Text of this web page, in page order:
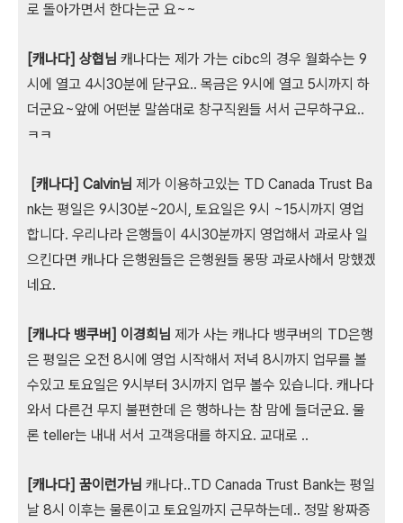
로 돌아가면서 한다는군 요~~
[캐나다] 상협님 캐나다는 제가 가는 cibc의 경우 월화수는 9
시에 열고 4시30분에 닫구요.. 목금은 9시에 열고 5시까지 하
더군요~앞에 어떤분 말씀대로 창구직원들 서서 근무하구요..
ㅋㅋ
[캐나다] Calvin님 제가 이용하고있는 TD Canada Trust Ba
nk는 평일은 9시30분~20시, 토요일은 9시 ~15시까지 영업
합니다. 우리나라 은행들이 4시30분까지 영업해서 과로사 일
으킨다면 캐나다 은행원들은 은행원들 몽땅 과로사해서 망했겠
네요.
[캐나다 뱅쿠버] 이경희님 제가 사는 캐나다 뱅쿠버의 TD은행
은 평일은 오전 8시에 영업 시작해서 저녁 8시까지 업무를 볼
수있고 토요일은 9시부터 3시까지 업무 볼수 있습니다. 캐나다
와서 다른건 무지 불편한데 은 행하나는 참 맘에 들더군요. 물
론 teller는 내내 서서 고객응대를 하지요. 교대로 ..
[캐나다] 꿈이런가님 캐나다..TD Canada Trust Bank는 평일
날 8시 이후는 물론이고 토요일까지 근무하는데.. 정말 왕짜증